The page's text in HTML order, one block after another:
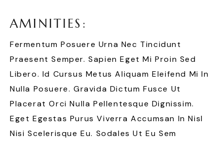
AMI NITIES :
Fermentum Posuere Urna Nec Tincidunt
Praesent Semper. Sapien Eget Mi Proin Sed
Libero. Id Cursus Metus Aliquam Eleifend Mi In
Nulla Posuere. Gravida Dictum Fusce Ut
Placerat Orci Nulla Pellentesque Dignissim.
Eget Egestas Purus Viverra Accumsan In Nisl
Nisi Scelerisque Eu. Sodales Ut Eu Sem